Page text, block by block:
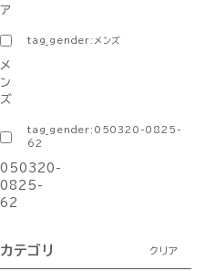
ア
tag_gender:メンズ
メ
ン
ズ
tag_gender:050320-0825-
62
050320-
0825-
62
カテゴリ クリア